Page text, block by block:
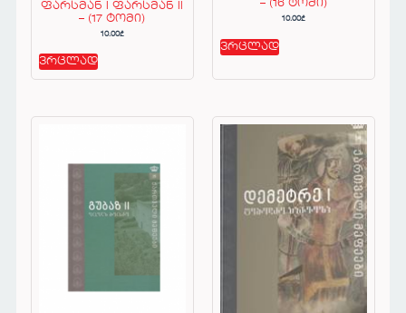
ფარსმან I ფარსმან II
– (17 ტომი)
10.00₾
ვრცლად
– (16 ტომი)
10.00₾
ვრცლად